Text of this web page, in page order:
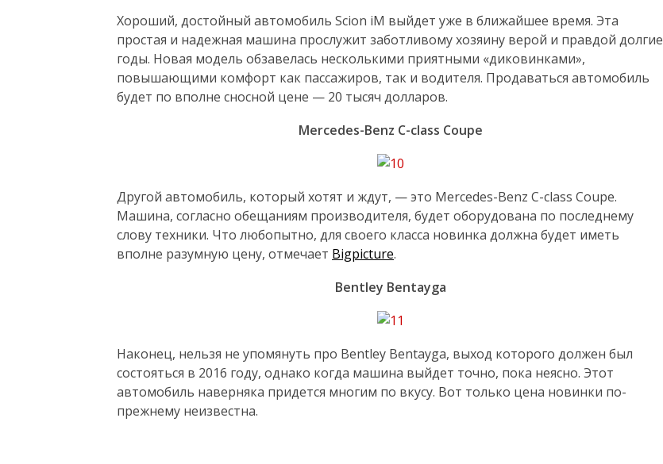
Хороший, достойный автомобиль Scion iM выйдет уже в ближайшее время. Эта
простая и надежная машина прослужит заботливому хозяину верой и правдой долгие
годы. Новая модель обзавелась несколькими приятными «диковинками»,
повышающими комфорт как пассажиров, так и водителя. Продаваться автомобиль
будет по вполне сносной цене — 20 тысяч долларов.
Mercedes-Benz C-class Coupe
Другой автомобиль, который хотят и ждут, — это Mercedes-Benz C-class Coupe.
Машина, согласно обещаниям производителя, будет оборудована по последнему
слову техники. Что любопытно, для своего класса новинка должна будет иметь
вполне разумную цену, отмечает Вigpicture.
Bentley Bentayga
Наконец, нельзя не упомянуть про Bentley Bentayga, выход которого должен был
состояться в 2016 году, однако когда машина выйдет точно, пока неясно. Этот
автомобиль наверняка придется многим по вкусу. Вот только цена новинки по-
прежнему неизвестна.